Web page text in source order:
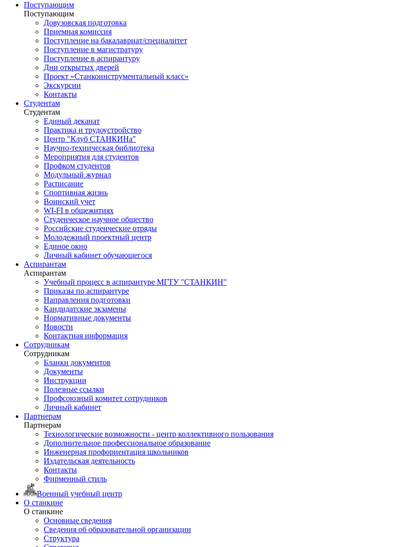
Поступающим
Поступающим
Довузовская подготовка
Приемная комиссия
Поступление на бакалавриат/специалитет
Поступление в магистратуру
Поступление в аспирантуру
Дни открытых дверей
Проект «Станкоинструментальный класс»
Экскурсии
Контакты
Студентам
Студентам
Единый деканат
Практика и трудоустройство
Центр "Клуб СТАНКИНа"
Научно-техническая библиотека
Мероприятия для студентов
Профком студентов
Модульный журнал
Расписание
Спортивная жизнь
Воинский учет
WI-FI в общежитиях
Студенческое научное общество
Российские студенческие отряды
Молодежный проектный центр
Единое окно
Личный кабинет обучающегося
Аспирантам
Аспирантам
Учебный процесс в аспирантуре МГТУ "СТАНКИН"
Приказы по аспирантуре
Направления подготовки
Кандидатские экзамены
Нормативные документы
Новости
Контактная информация
Сотрудникам
Сотрудникам
Бланки документов
Документы
Инструкции
Полезные ссылки
Профсоюзный комитет сотрудников
Личный кабинет
Партнерам
Партнерам
Технологические возможности - центр коллективного пользования
Дополнительное профессиональное образование
Инженерная профориентация школьников
Издательская деятельность
Контакты
Фирменный стиль
Военный учебный центр
О станкине
О станкине
Основные сведения
Сведения об образовательной организации
Структура